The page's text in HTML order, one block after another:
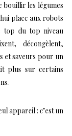
bouillir les légumes
place aux robots
top du top niveau
décongèlent,
et saveurs pour un
plus sur certains
appareil : c’est un